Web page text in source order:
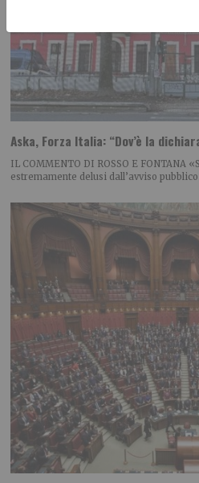
Aska, Forza Italia: “Dov’è la
IL COMMENTO DI ROSSO E FONTANA
estremamente delusi dall’avviso